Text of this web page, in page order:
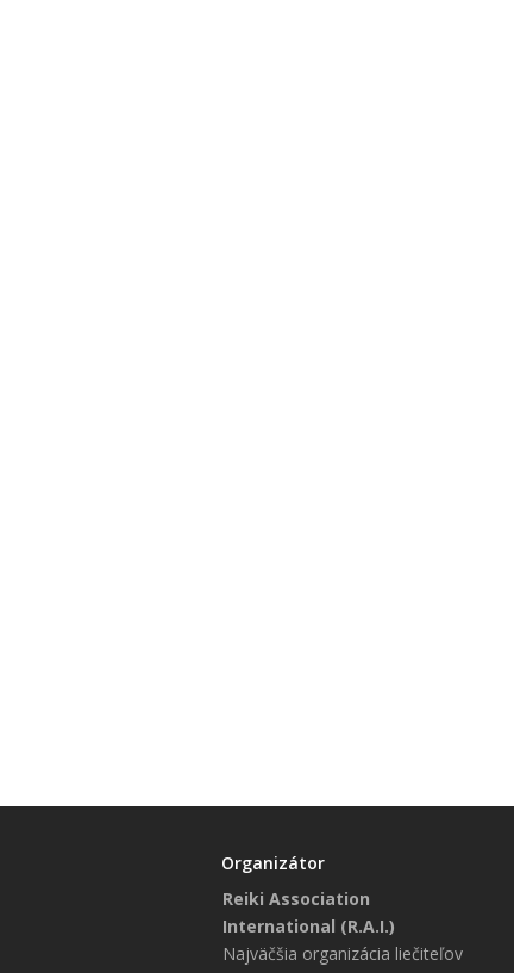
Organizátor
Reiki Association
International (R.A.I.)
Najväčšia organizácia liečiteľov